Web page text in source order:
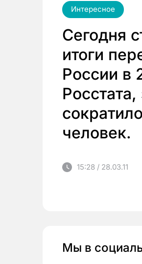
Интересное
Сегодня
итоги
России в
человек.
15:28 / 28.03.11
Мы в